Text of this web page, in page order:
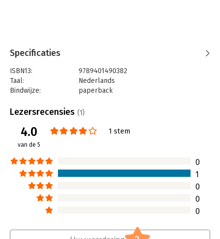
Specificaties
ISBN13:
9789401490382
Taal:
Nederlands
Bindwijze:
paperback
Uitgever:
LannooCampus
Verschijningsdatum:
25-10-2023
Hoofdrubriek:
Lezersrecensies (1)
4.0
van de 5
1 stem
0
1
0
0
0